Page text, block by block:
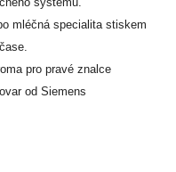
mléčná specialita stiskem
pro pravé znalce
od Siemens